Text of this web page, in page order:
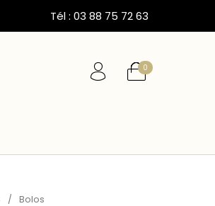
Tél : 03 88 75 72 63
0
/ Bolos